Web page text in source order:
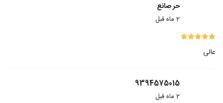
حر صانع
2 ماه قبل
عالی
9394575015
2 ماه قبل